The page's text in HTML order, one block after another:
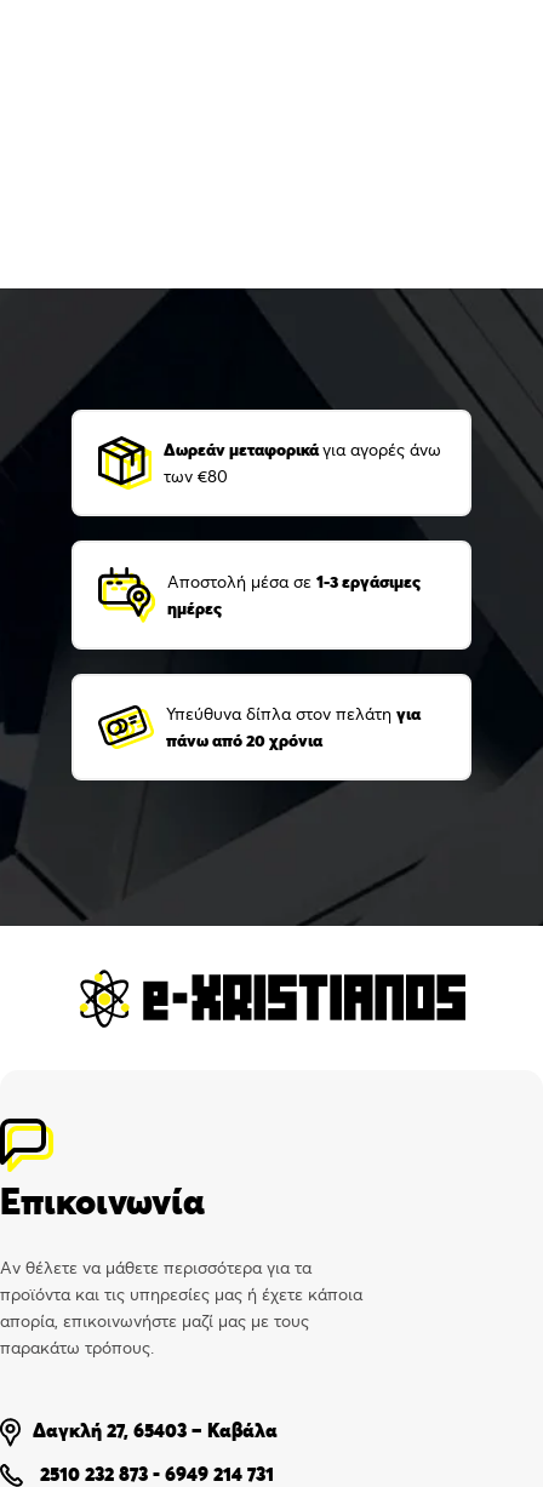
Δωρεάν μεταφορικάγια αγορές άνω
των €80
Αποστολή μέσα σε 1-3 εργάσιμες
ημέρες
Υπεύθυνα δίπλα στον πελάτη για
πάνω από 20 χρόνια
Επικοινωνία
Αν θέλετε να μάθετε περισσότερα για τα
προϊόντα και τις υπηρεσίες μας ή έχετε κάποια
απορία, επικοινωνήστε μαζί μας με τους
παρακάτω τρόπους.
Δαγκλή 27, 65403 – Καβάλα
2510 232 873 - 6949 214 731